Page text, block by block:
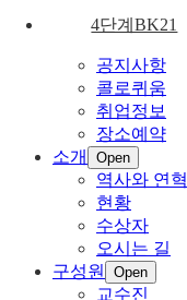
4단계BK21
공지사항
콜로퀴움
취업정보
장소예약
소개
Open
역사와 연혁
현황
수상자
오시는 길
구성원
Open
교수진